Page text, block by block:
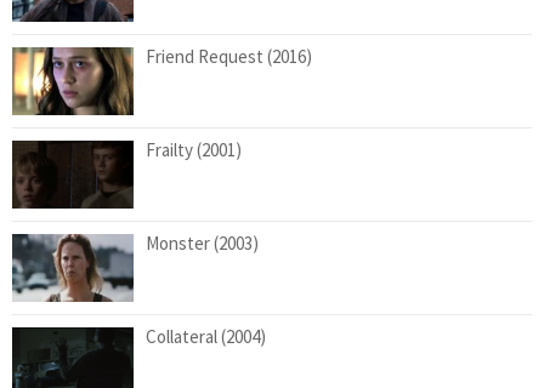
Friend Request (2016)
Frailty (2001)
Monster (2003)
Collateral (2004)